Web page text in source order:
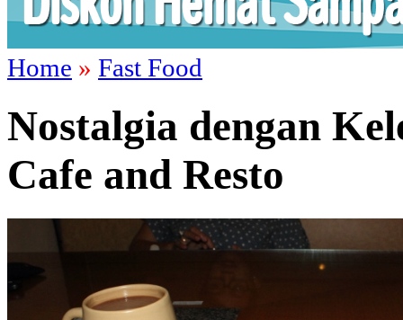
Home » Fast Food
Nostalgia dengan
Cafe and Resto